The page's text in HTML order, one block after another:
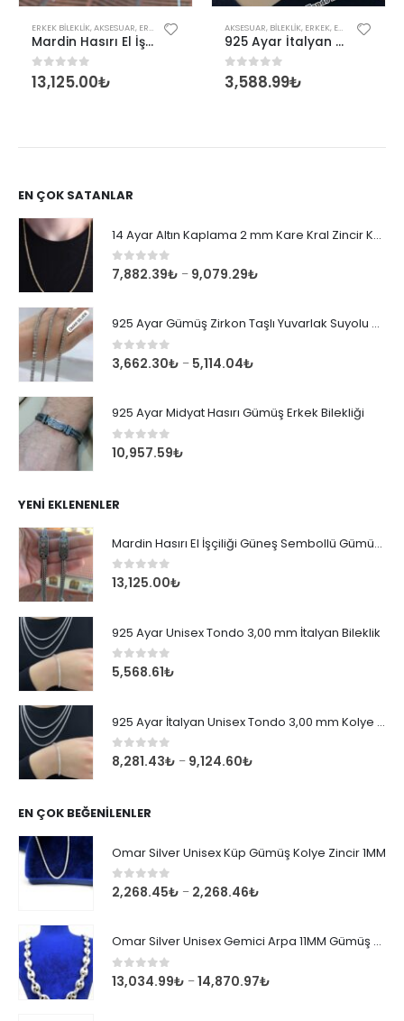
KADINERKEK BILEKLIK,AKSESUAR, ERKEK
Mardin Hasırı El İşçiliği Güneş Sembollü Gümüş Erkek Bileklik
0out of 5
13,125.00₺
AKSESUAR, BILEKLIK, ERKEK, ERKEK BILEKLIK
925 Ayar İtalyan Unisex Tondo 1,60 mm Bileklik
0out of 5
3,588.99₺
EN ÇOK SATANLAR
14 Ayar Altın Kaplama 2 mm Kare Kral Zincir Kolye
0 out of 5
7,882.39₺ – 9,079.29₺
925 Ayar Gümüş Zirkon Taşlı Yuvarlak Suyolu Bileklik
0 out of 5
3,662.30₺ – 5,114.04₺
925 Ayar Midyat Hasırı Gümüş Erkek Bilekliği
0out of 5
10,957.59₺
YENI EKLENENLER
Mardin Hasırı El İşçiliği Güneş Sembollü Gümüş Erkek Bileklik
0out of 5
13,125.00₺
925 Ayar Unisex Tondo 3,00 mm İtalyan Bileklik
0 out of 5
5,568.61₺
925 Ayar İtalyan Unisex Tondo 3,00 mm Kolye Zincir
0 out of 5
8,281.43₺ – 9,124.60₺
EN ÇOK BEĞENILENLER
Omar Silver Unisex Küp Gümüş Kolye Zincir 1MM
0 out of 5
2,268.45₺ – 2,268.46₺
Omar Silver Unisex Gemici Arpa 11MM Gümüş Kolye Zincir
0out of 5
13,034.99₺ –14,870.97₺